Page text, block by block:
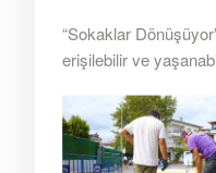
“Sokaklar
erişilebilir ve